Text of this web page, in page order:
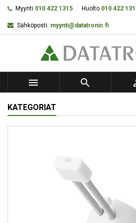
Myynti 010 422 1315 Huolto 010 422
Sähköposti: myynti@datatronic.fi
 
KATEGORIAT